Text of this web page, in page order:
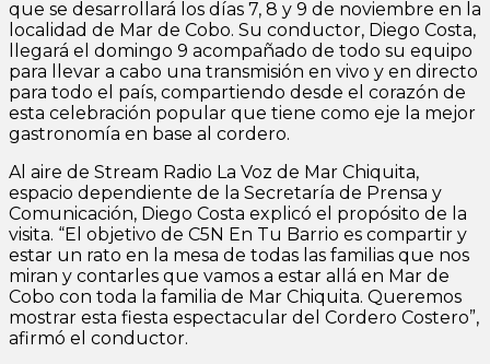
que se desarrollará los días 7, 8 y 9 de noviembre en la
localidad de Mar de Cobo. Su conductor, Diego Costa,
llegará el domingo 9 acompañado de todo su equipo
para llevar a cabo una transmisión en vivo y en directo
para todo el país, compartiendo desde el corazón de
esta celebración popular que tiene como eje la mejor
gastronomía en base al cordero.
Al aire de Stream Radio La Voz de Mar Chiquita,
espacio dependiente de la Secretaría de Prensa y
Comunicación, Diego Costa explicó el propósito de la
visita. “El objetivo de C5N En Tu Barrio es compartir y
estar un rato en la mesa de todas las familias que nos
miran y contarles que vamos a estar allá en Mar de
Cobo con toda la familia de Mar Chiquita. Queremos
mostrar esta fiesta espectacular del Cordero Costero”,
afirmó el conductor.